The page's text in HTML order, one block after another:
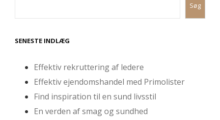
Søg
SENESTE INDLÆG
Effektiv rekruttering af ledere
Effektiv ejendomshandel med Primolister
Find inspiration til en sund livsstil
En verden af smag og sundhed